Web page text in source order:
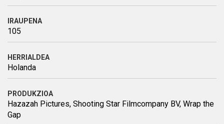
IRAUPENA
105
HERRIALDEA
Holanda
PRODUKZIOA
Hazazah Pictures, Shooting Star Filmcompany BV, Wrap the
Gap